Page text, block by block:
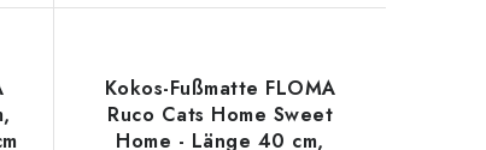
Kokos-Fußmatte FLOMA
Ruco Cats Home Sweet
Home - Länge 40 cm,